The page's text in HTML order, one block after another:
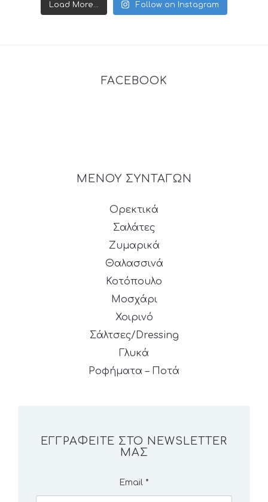
Load More... Follow on Instagram
FACEBOOK
ΜΕΝΟΥ ΣΥΝΤΑΓΩΝ
Ορεκτικά
Σαλάτες
Ζυμαρικά
Θαλασσινά
Κοτόπουλο
Μοσχάρι
Χοιρινό
Σάλτσες/Dressing
Γλυκά
Ροφήματα – Ποτά
ΕΓΓΡΑΦΕΊΤΕ ΣΤΟ NEWSLETTER
ΜΑΣ
Email *